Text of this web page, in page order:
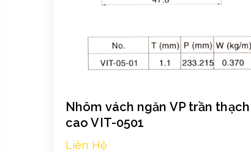
Nhôm vách ngăn VP trần thạch
cao VIT-0501
Liên Hệ